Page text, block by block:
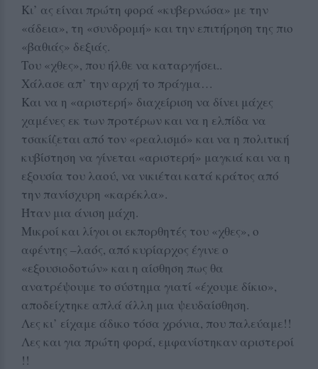
Κι’ ας είναι πρώτη φορά «κυβερνώσα» με την
«άδεια», τη «συνδρομή» και την επιτήρηση της πιο
«βαθιάς» δεξιάς.
Του «χθες», που ήλθε να καταργήσει..
Χάλασε απ’ την αρχή το πράγμα…
Και να η «αριστερή» διαχείριση να δίνει μάχες
χαμένες εκ των προτέρων και να η ελπίδα να
τσακίζεται από τον «ρεαλισμό» και να η πολιτική
κυβίστηση να γίνεται «αριστερή» μαγκιά και να η
εξουσία του λαού, να νικιέται κατά κράτος από
την πανίσχυρη «καρέκλα».
Ήταν μια άνιση μάχη.
Μικροί και λίγοι οι εκπορθητές του «χθες», ο
αφέντης –λαός, από κυρίαρχος έγινε ο
«εξουσιοδοτών» και η αίσθηση πως θα
ανατρέψουμε το σύστημα γιατί «έχουμε δίκιο»,
αποδείχτηκε απλά άλλη μια ψευδαίσθηση.
Λες κι’ είχαμε άδικο τόσα χρόνια, που παλεύαμε!!
Λες και για πρώτη φορά, εμφανίστηκαν αριστεροί
!!